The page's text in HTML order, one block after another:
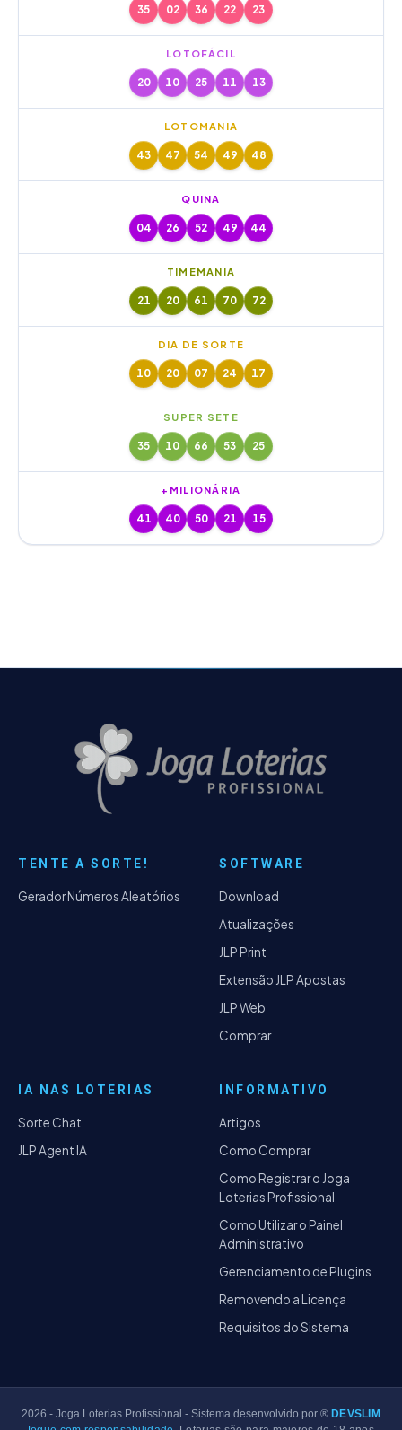
35 02 36 22 23
LOTOFÁCIL
20 10 25 11 13
LOTOMANIA
43 47 54 49 48
QUINA
04 26 52 49 44
TIMEMANIA
21 20 61 70 72
DIA DE SORTE
10 20 07 24 17
SUPER SETE
35 10 66 53 25
+MILIONÁRIA
41 40 50 21 15
TENTE A SORTE!
Gerador Números Aleatórios
SOFTWARE
Download
Atualizações
JLP Print
Extensão JLP Apostas
JLP Web
Comprar
IA NAS LOTERIAS
Sorte Chat
JLP Agent IA
INFORMATIVO
Artigos
Como Comprar
Como Registrar o Joga
Loterias Profissional
Como Utilizar o Painel
Administrativo
Gerenciamento de Plugins
Removendo a Licença
Requisitos do Sistema
2026 - Joga Loterias Profissional - Sistema desenvolvido por ® DEVSLIM